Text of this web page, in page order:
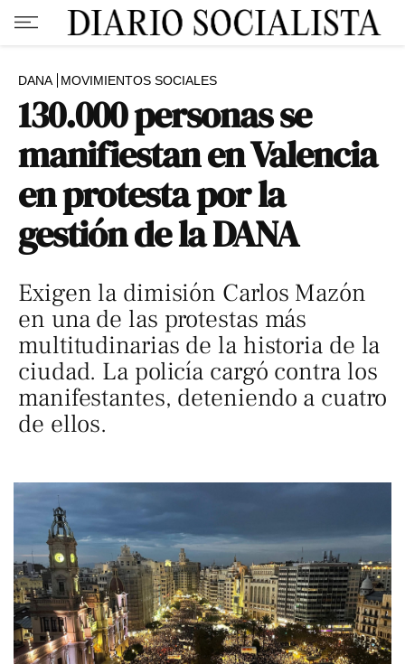
DANA MOVIMIENTOS SOCIALES
130.000 personas se
manifiestan en Valencia
en protesta por la
gestión de la DANA
Exigen la dimisión Carlos Mazón
en una de las protestas más
multitudinarias de la historia de la
ciudad. La policía cargó contra los
manifestantes, deteniendo a cuatro
de ellos.